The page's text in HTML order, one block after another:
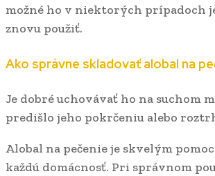
možné ho v niektorých prípadoch
znovu použiť.
Ako správne skladovať alobal na
Je dobré uchovávať ho na suchom
predišlo jeho pokrčeniu alebo
Alobal na pečenie je skvelým
každú domácnosť. Pri správnom